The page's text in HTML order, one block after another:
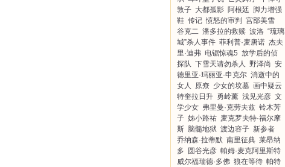
敦子 大都孤影 阿根廷
脚力增强
鞋 传记 愤怒的审判
宫部美雪
谷克二 潘多拉的救赎 波洛 “琉璃
城”杀人事件 菲利普·麦唐诺 杰夫
里·迪弗 电锯惊魂5 放学后的侦
探队 下雪天请勿杀人 野泽尚 安
德里亚·玛丽亚·申克尔 消逝中的
女人
原尞 少女的坟墓 画中疑云
特奎拉日升 勇岭薰 浅见光彦 文
学少女 弗里曼·克劳夫兹 铃木芳
子 姊小路祐 麦克罗夫特·福尔摩
斯 脑髓地狱 渡边容子 新参者
乔纳森·拉蒂默 南里征典 莱昂纳
多
圆谷光彦 帕姆·麦克阿里斯特
威尔福瑞德·多佛 狼在等待 帕特